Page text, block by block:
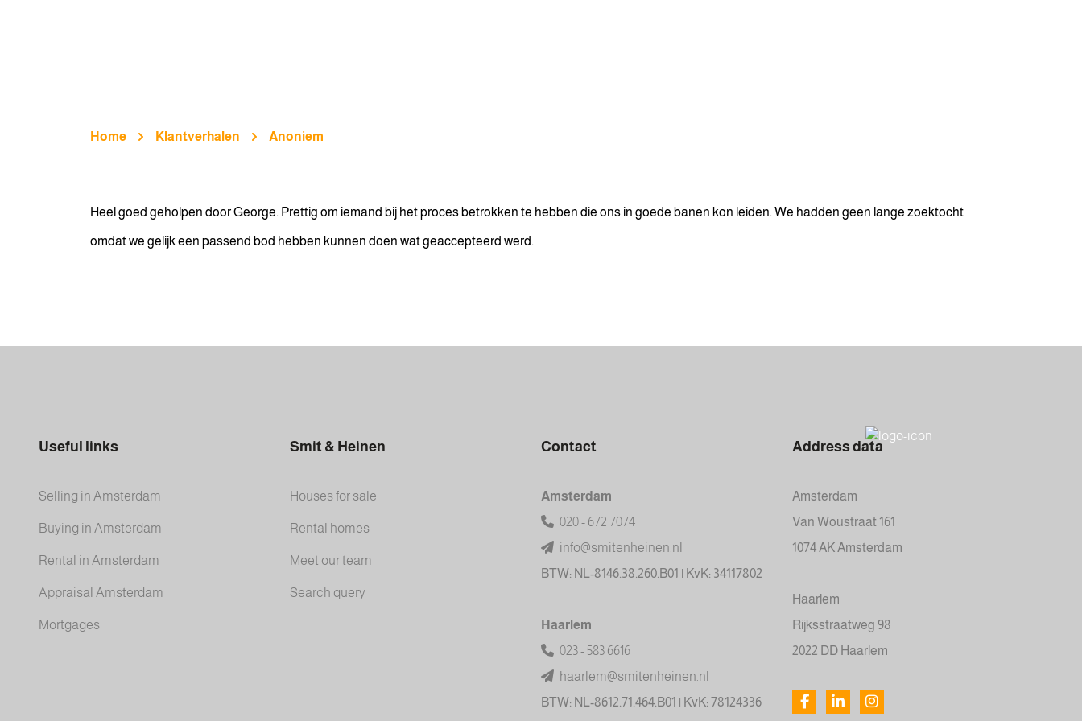
Home Klantverhalen Anoniem
Heel goed geholpen door George. Prettig om iemand bij het proces betrokken te hebben die ons in goede banen kon leiden. We hadden geen lange zoektocht
omdat we gelijk een passend bod hebben kunnen doen wat geaccepteerd werd.
Useful links
Selling in Amsterdam
Buying in Amsterdam
Rental in Amsterdam
Appraisal Amsterdam
Mortgages
Smit & Heinen
Houses for sale
Rental homes
Meet our team
Search query
Contact
Amsterdam
020 - 672 7074
info@smitenheinen.nl
BTW: NL-8146.38.260.B01 | KvK: 34117802
Haarlem
023 - 583 6616
haarlem@smitenheinen.nl
BTW: NL-8612.71.464.B01 | KvK: 78124336
Address data
Amsterdam
Van Woustraat 161
1074 AK Amsterdam
Haarlem
Rijksstraatweg 98
2022 DD Haarlem